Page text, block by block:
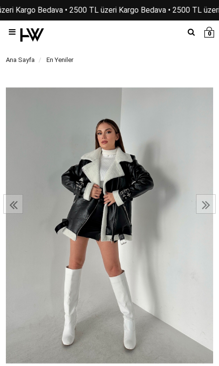
Kargo Bedava • 2500 TL üzeri Kargo Bedava • 2500 TL
0
Ana Sayfa En Yeniler